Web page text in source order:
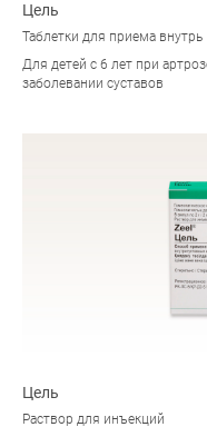
Цель
Таблетки для приема внутрь
Для детей с 6 лет при
заболевании суставов
Цель
Раствор для инъекций